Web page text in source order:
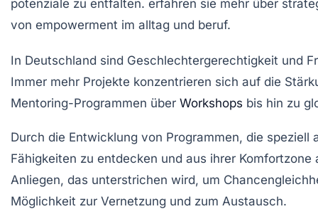
In Deutschland sind Geschlechtergerechtigkeit und
Immer mehr Projekte konzentrieren sich auf die
Mentoring-Programmen über Workshops bis hin zu
Durch die Entwicklung von Programmen, die
Fähigkeiten zu entdecken und aus ihrer
Anliegen, das unterstrichen wird, um
Möglichkeit zur Vernetzung und zum Austausch.